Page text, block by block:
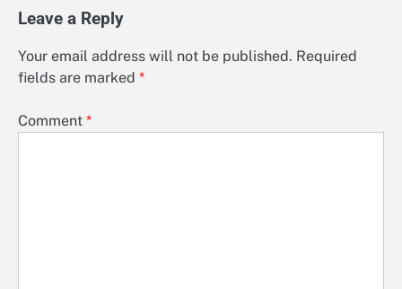
Leave a Reply
Your email address will not be published. Required
fields are marked *
Comment *